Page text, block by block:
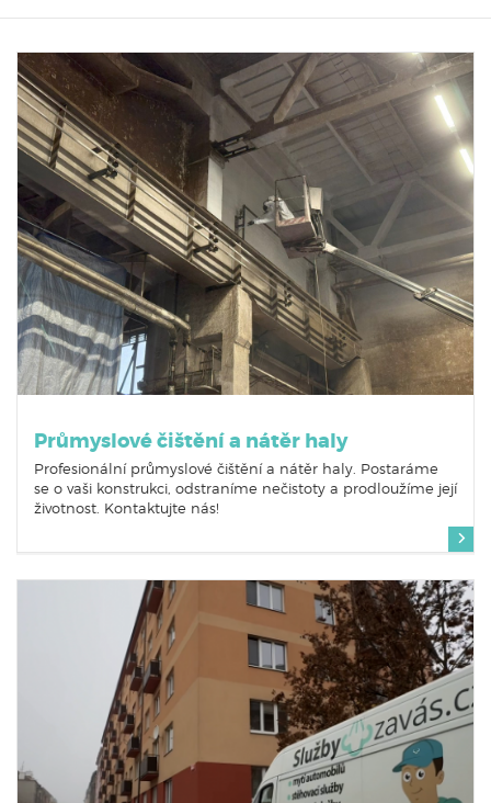
Průmyslové čištění a nátěr haly
Profesionální průmyslové čištění a nátěr haly. Postaráme
se o vaši konstrukci, odstraníme nečistoty a prodloužíme její
životnost. Kontaktujte nás!